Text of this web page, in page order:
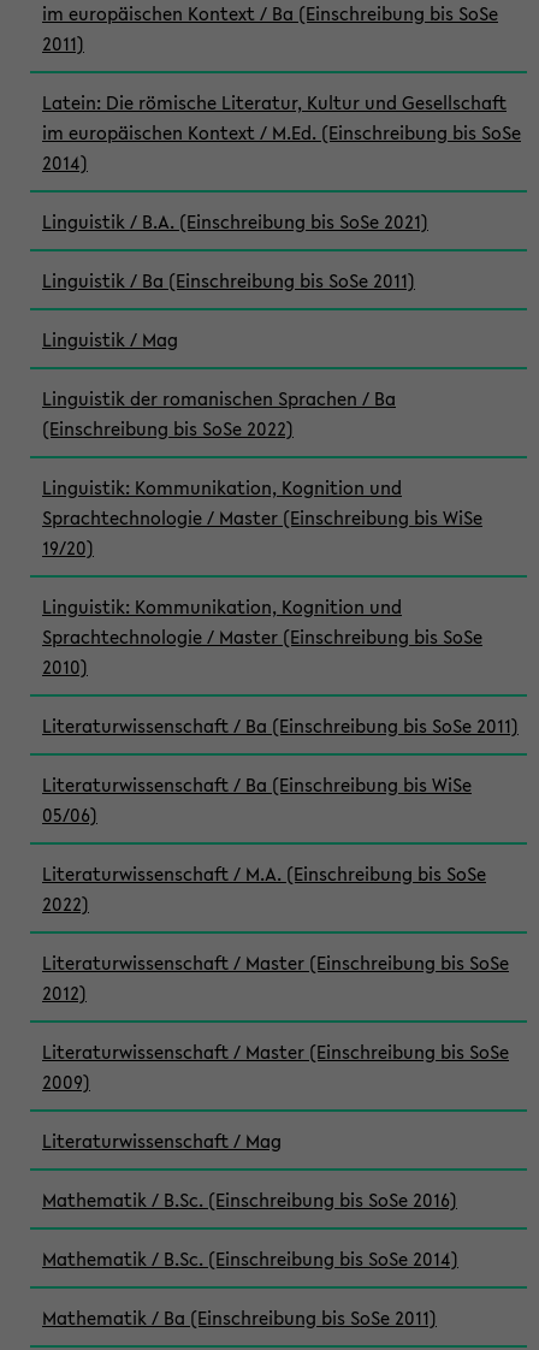
im europäischen Kontext / Ba (Einschreibung bis SoSe
2011)
Latein: Die römische Literatur, Kultur und Gesellschaft
im europäischen Kontext / M.Ed. (Einschreibung bis SoSe
2014)
Linguistik / B.A. (Einschreibung bis SoSe 2021)
Linguistik / Ba (Einschreibung bis SoSe 2011)
Linguistik / Mag
Linguistik der romanischen Sprachen / Ba
(Einschreibung bis SoSe 2022)
Linguistik: Kommunikation, Kognition und
Sprachtechnologie / Master (Einschreibung bis WiSe
19/20)
Linguistik: Kommunikation, Kognition und
Sprachtechnologie / Master (Einschreibung bis SoSe
2010)
Literaturwissenschaft / Ba (Einschreibung bis SoSe 2011)
Literaturwissenschaft / Ba (Einschreibung bis WiSe
05/06)
Literaturwissenschaft / M.A. (Einschreibung bis SoSe
2022)
Literaturwissenschaft / Master (Einschreibung bis SoSe
2012)
Literaturwissenschaft / Master (Einschreibung bis SoSe
2009)
Literaturwissenschaft / Mag
Mathematik / B.Sc. (Einschreibung bis SoSe 2016)
Mathematik / B.Sc. (Einschreibung bis SoSe 2014)
Mathematik / Ba (Einschreibung bis SoSe 2011)